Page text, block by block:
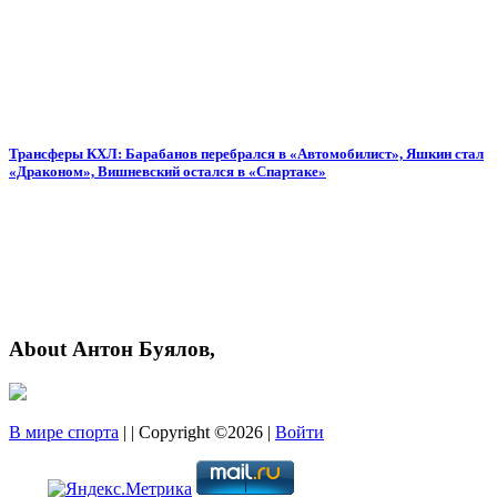
Трансферы КХЛ: Барабанов перебрался в «Автомобилист», Яшкин стал
«Драконом», Вишневский остался в «Спартаке»
About Антон Буялов,
В мире спорта | | Copyright ©2026 | Войти